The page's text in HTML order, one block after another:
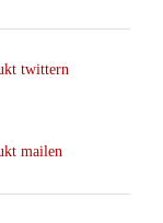
twittern
mailen